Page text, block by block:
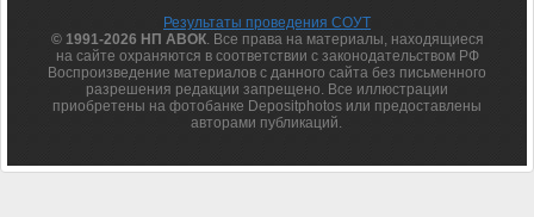
Результаты проведения СОУТ
© 1991-2026 НП АВОК. Все права на материалы, находящиеся
на сайте охраняются в соответствии с законодательством РФ
Воспроизведение материалов с данного сайта без письменного
разрешения редакции запрещено. Все иллюстрации
приобретены на фотобанке Depositphotos или предоставлены
авторами публикаций.